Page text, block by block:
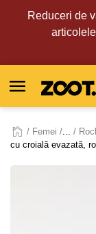
Reduceri de
Femei ...
cu croială evazată,